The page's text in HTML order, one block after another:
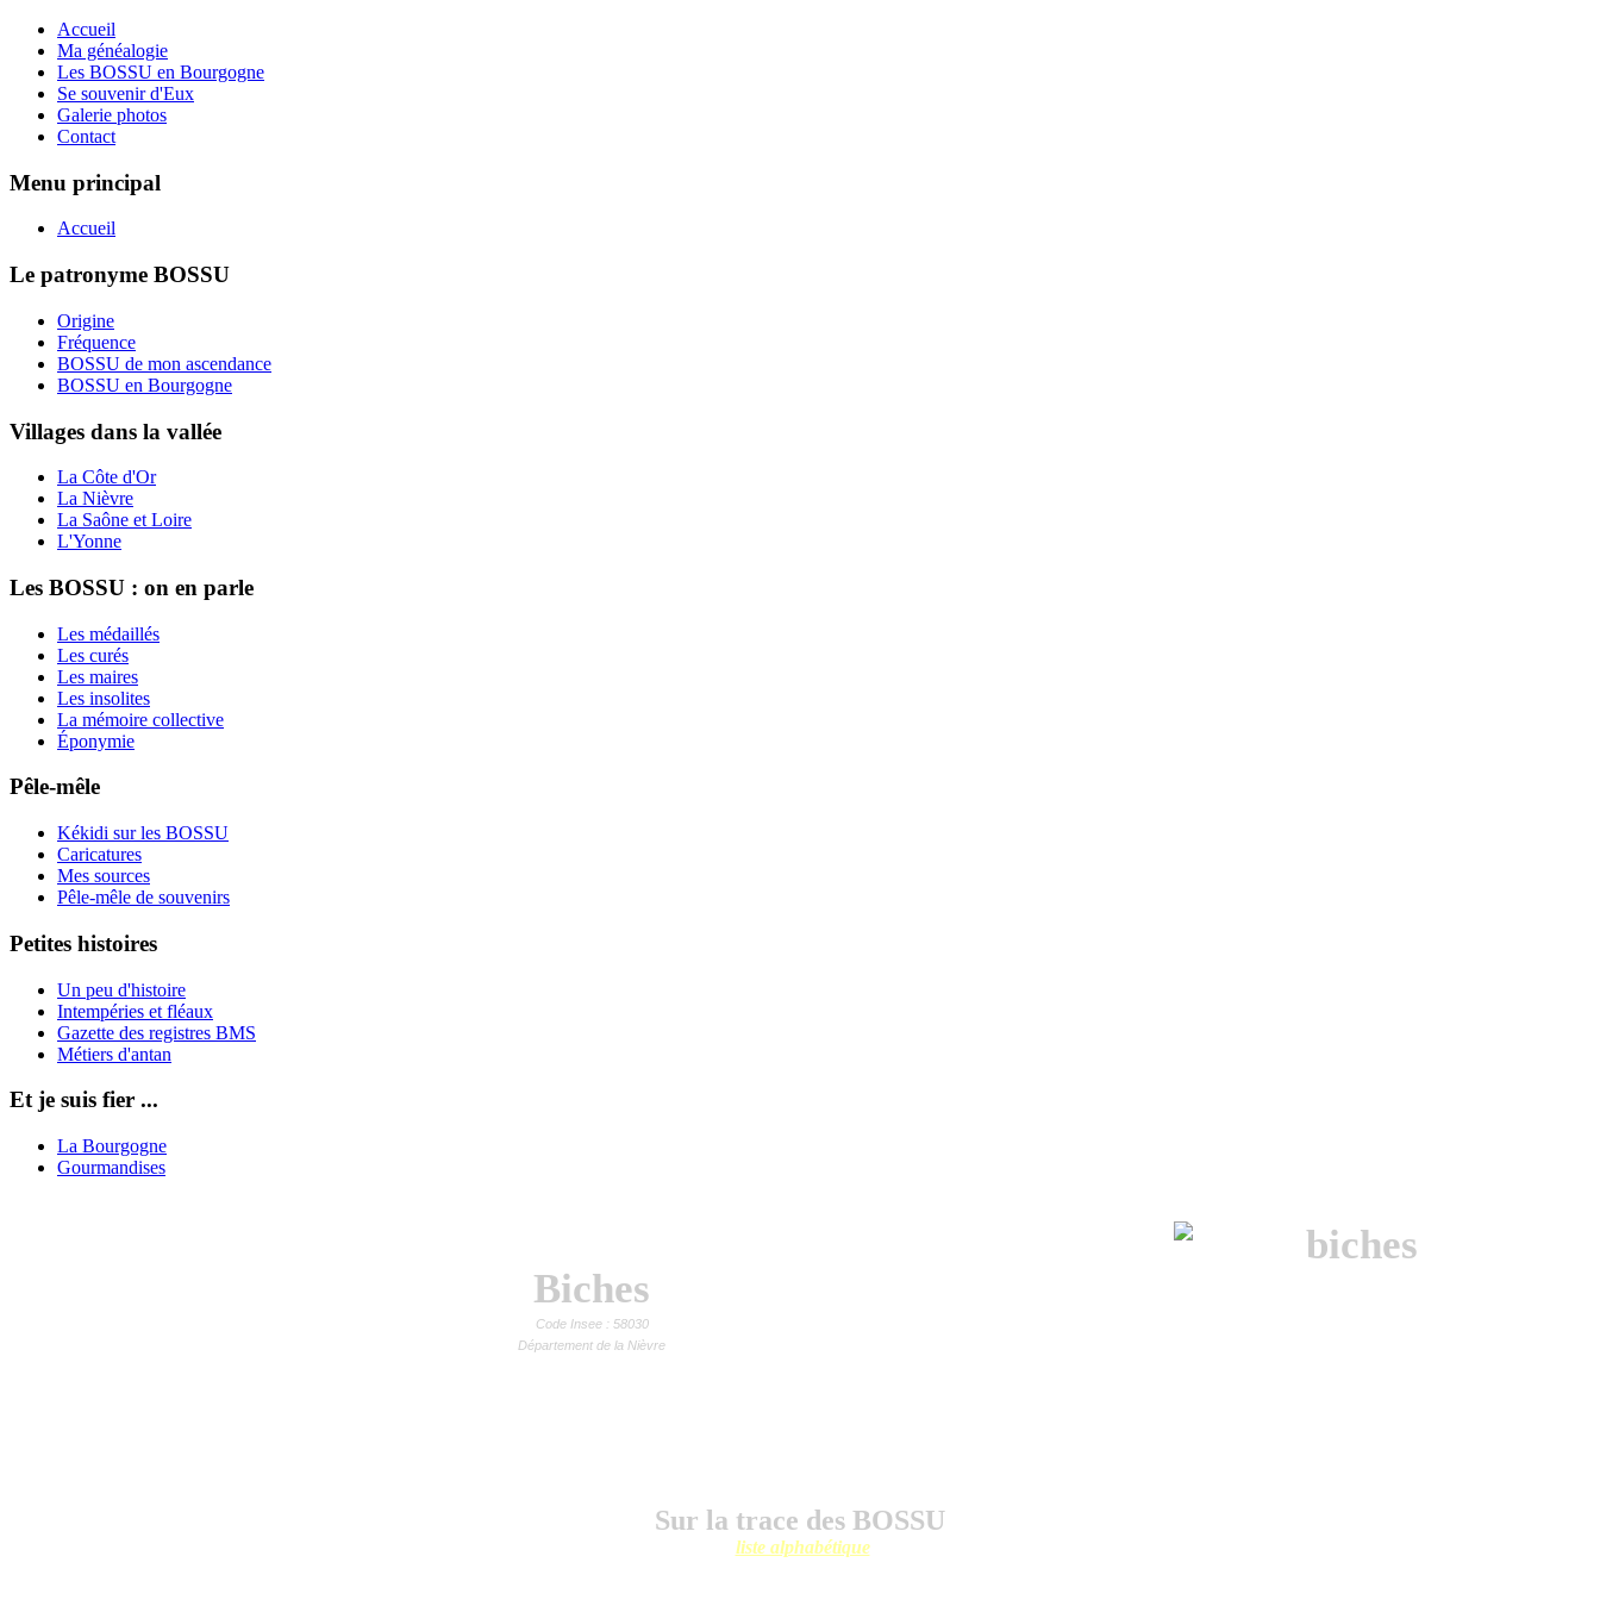
Accueil
Ma généalogie
Les BOSSU en Bourgogne
Se souvenir d'Eux
Galerie photos
Contact
Menu principal
Accueil
Le patronyme BOSSU
Origine
Fréquence
BOSSU de mon ascendance
BOSSU en Bourgogne
Villages dans la vallée
La Côte d'Or
La Nièvre
La Saône et Loire
L'Yonne
Les BOSSU : on en parle
Les médaillés
Les curés
Les maires
Les insolites
La mémoire collective
Éponymie
Pêle-mêle
Kékidi sur les BOSSU
Caricatures
Mes sources
Pêle-mêle de souvenirs
Petites histoires
Un peu d'histoire
Intempéries et fléaux
Gazette des registres BMS
Métiers d'antan
Et je suis fier ...
La Bourgogne
Gourmandises
Biches
Code Insee : 58030
Département de la Nièvre
Sur la trace des BOSSU
liste alphabétique